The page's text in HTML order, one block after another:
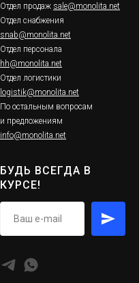
Отдел продаж sale@monolita.net
Отдел снабжения
snab@monolita.net
Отдел персонала
hh@monolita.net
Отдел логистики
logistik@monolita.net
По остальным вопросам
и предложениям
info@monolita.net
БУДЬ ВСЕГДА В
КУРСЕ!